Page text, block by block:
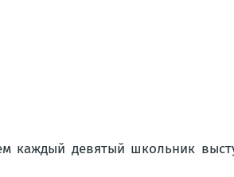
каждый девятый школьник